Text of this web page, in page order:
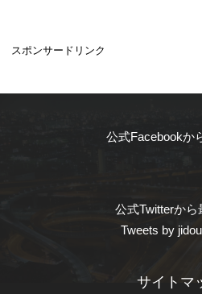
スポンサードリンク
公式Facebookか
公式Twitterから
Tweets by
サイトマ